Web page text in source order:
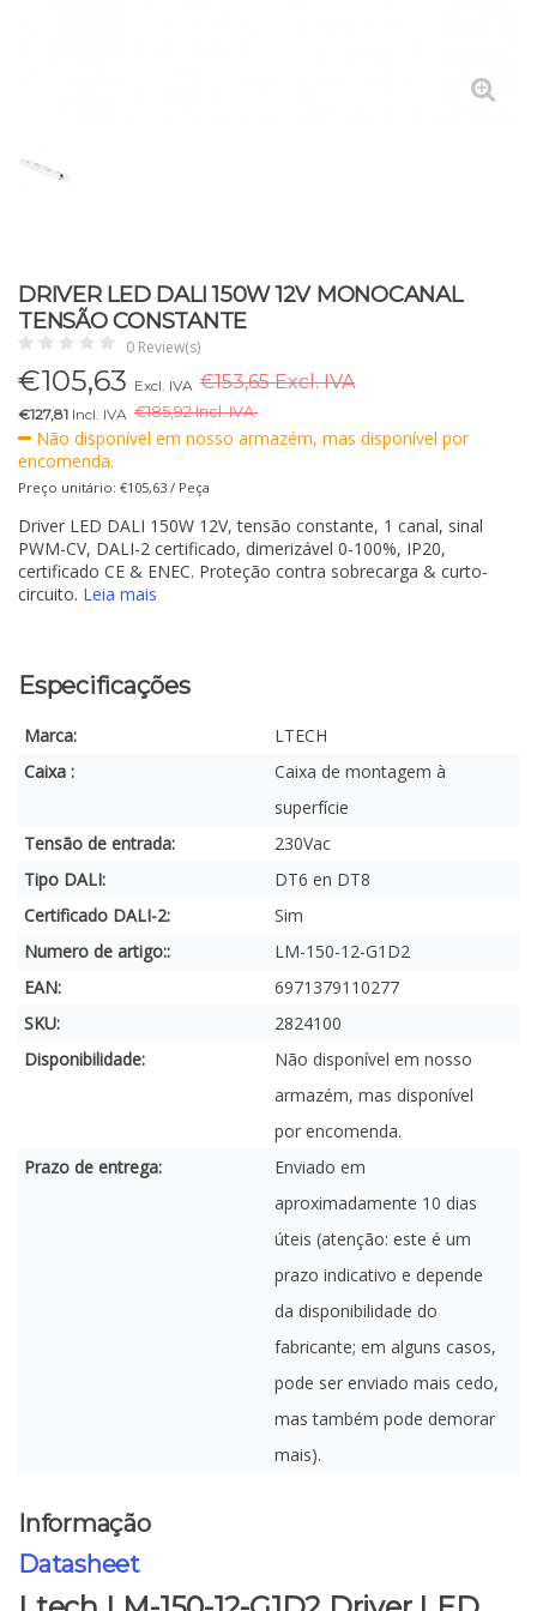
DRIVER LED DALI 150W 12V MONOCANAL
TENSÃO CONSTANTE
0 Review(s)
€105,63 Excl. IVA €153,65 Excl. IVA
€127,81 Incl. IVA €185,92 Incl. IVA.
Não disponível em nosso armazém, mas disponível por
encomenda.
Preço unitário: €105,63 / Peça
Driver LED DALI 150W 12V, tensão constante, 1 canal, sinal
PWM-CV, DALI-2 certificado, dimerizável 0-100%, IP20,
certificado CE & ENEC. Proteção contra sobrecarga & curto-
circuito. Leia mais
Especificações
Marca:
LTECH
Caixa :
Caixa de montagem à
superfície
Tensão de entrada:
230Vac
Tipo DALI:
DT6 en DT8
Certificado DALI-2:
Sim
Numero de artigo::
LM-150-12-G1D2
EAN:
6971379110277
SKU:
2824100
Disponibilidade:
Não disponível em nosso
armazém, mas disponível
por encomenda.
Prazo de entrega:
Enviado em
aproximadamente 10 dias
úteis (atenção: este é um
prazo indicativo e depende
da disponibilidade do
fabricante; em alguns casos,
pode ser enviado mais cedo,
mas também pode demorar
mais).
Informação
Datasheet